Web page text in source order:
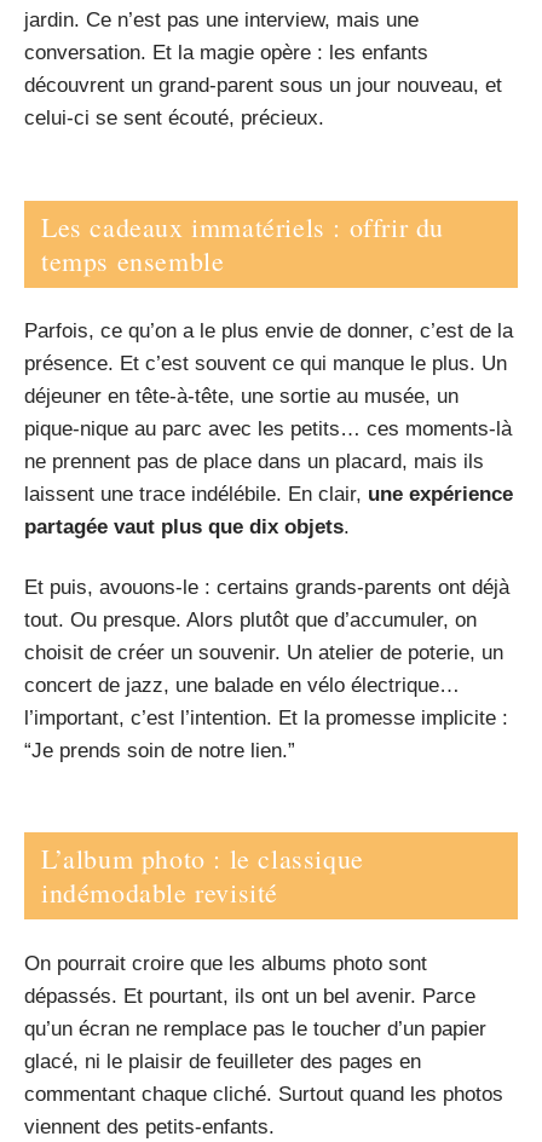
jardin. Ce n’est pas une interview, mais une
conversation. Et la magie opère : les enfants
découvrent un grand-parent sous un jour nouveau, et
celui-ci se sent écouté, précieux.
Les cadeaux immatériels : offrir du
temps ensemble
Parfois, ce qu’on a le plus envie de donner, c’est de la
présence. Et c’est souvent ce qui manque le plus. Un
déjeuner en tête-à-tête, une sortie au musée, un
pique-nique au parc avec les petits… ces moments-là
ne prennent pas de place dans un placard, mais ils
laissent une trace indélébile. En clair, une expérience
partagée vaut plus que dix objets.
Et puis, avouons-le : certains grands-parents ont déjà
tout. Ou presque. Alors plutôt que d’accumuler, on
choisit de créer un souvenir. Un atelier de poterie, un
concert de jazz, une balade en vélo électrique…
l’important, c’est l’intention. Et la promesse implicite :
“Je prends soin de notre lien.”
L’album photo : le classique
indémodable revisité
On pourrait croire que les albums photo sont
dépassés. Et pourtant, ils ont un bel avenir. Parce
qu’un écran ne remplace pas le toucher d’un papier
glacé, ni le plaisir de feuilleter des pages en
commentant chaque cliché. Surtout quand les photos
viennent des petits-enfants.